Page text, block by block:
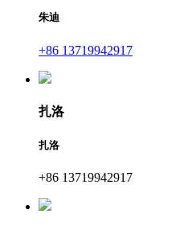
朱迪
+86 13719942917
扎洛
扎洛
+86 13719942917